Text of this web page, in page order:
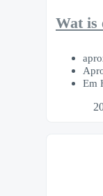
Wat is
Em